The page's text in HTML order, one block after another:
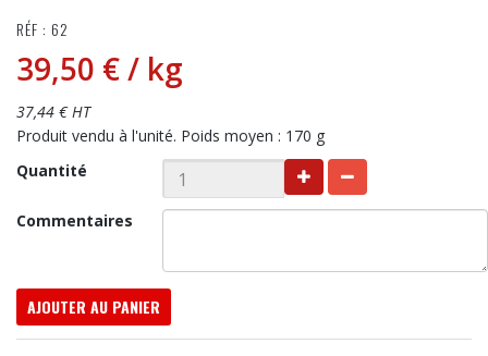
RÉF : 62
39,50 €/ kg
37,44 € HT
Produit vendu à l'unité. Poids moyen : 170 g
Quantité
Commentaires
AJOUTER AU PANIER